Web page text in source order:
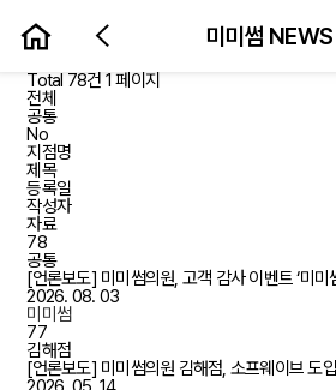
미미썸 NEWS
Total 78건 1 페이지
전체
공통
No
지점명
제목
등록일
작성자
자료
78
공통
[언론보도] 미미썸의원, 고객 감사 이벤트 ‘미미
2026. 08. 03
미미썸
77
김해점
[언론보도] 미미썸의원 김해점, 소프웨이브 도입